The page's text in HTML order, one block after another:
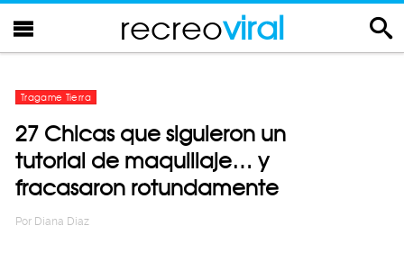
recreoviral
Tragame Tierra
27 Chicas que siguieron un
tutorial de maquillaje… y
fracasaron rotundamente
Por Diana Diaz